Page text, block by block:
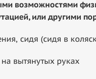
или другими
сидя (сидя в
вытянутых руках